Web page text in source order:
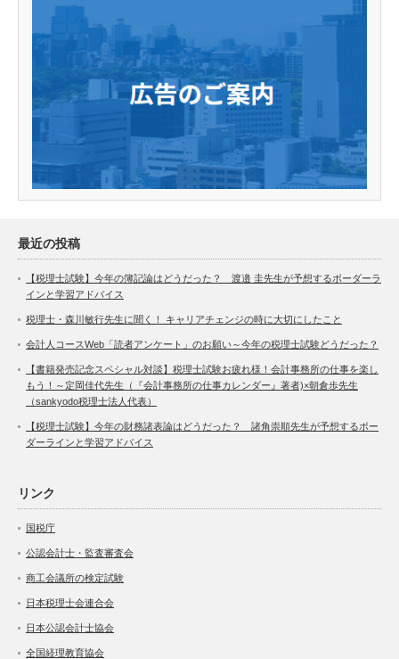
最近の投稿
【税理士試験】今年の簿記論はどうだった？ 渡邉 圭先生が予想するボーダーラ
インと学習アドバイス
税理士・森川敏行先生に聞く！ キャリアチェンジの時に大切にしたこと
会計人コースWeb「読者アンケート」のお願い～今年の税理士試験どうだった？
【書籍発売記念スペシャル対談】税理士試験お疲れ様！会計事務所の仕事を楽し
もう！～定岡佳代先生（『会計事務所の仕事カレンダー』著者)×朝倉歩先生
（sankyodo税理士法人代表）
【税理士試験】今年の財務諸表論はどうだった？ 諸角崇順先生が予想するボー
ダーラインと学習アドバイス
リンク
国税庁
公認会計士・監査審査会
商工会議所の検定試験
日本税理士会連合会
日本公認会計士協会
全国経理教育協会